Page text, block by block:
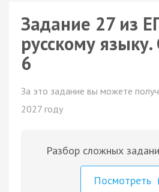
Задание 27 из
русскому
6
За это задание вы можете
2027 году
Разбор сложных
Посмотреть